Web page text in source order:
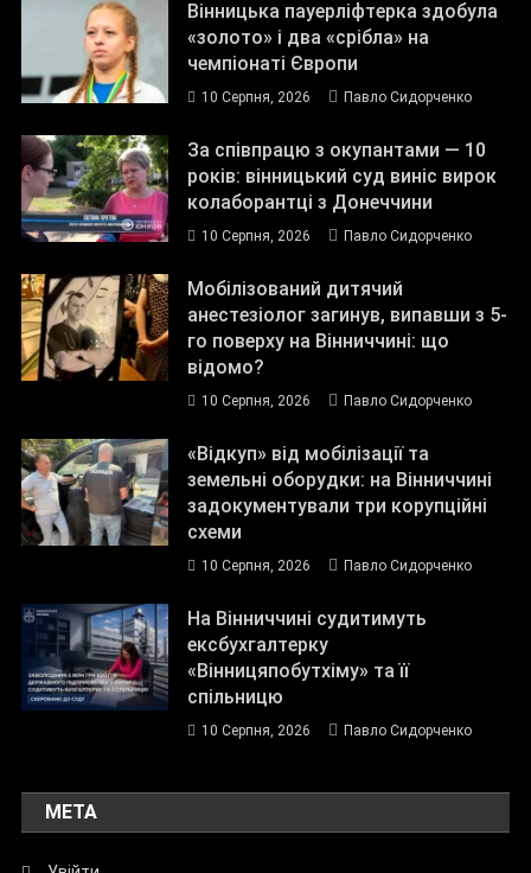
Вінницька пауерліфтерка здобула
«золото» і два «срібла» на
чемпіонаті Європи
10 Серпня, 2026 Павло Сидорченко
За співпрацю з окупантами — 10
років: вінницький суд виніс вирок
колаборантці з Донеччини
10 Серпня, 2026 Павло Сидорченко
Мобілізований дитячий
анестезіолог загинув, випавши з 5-
го поверху на Вінниччині: що
відомо?
10 Серпня, 2026 Павло Сидорченко
«Відкуп» від мобілізації та
земельні оборудки: на Вінниччині
задокументували три корупційні
схеми
10 Серпня, 2026 Павло Сидорченко
На Вінниччині судитимуть
ексбухгалтерку
«Вінницяпобутхіму» та її
спільницю
10 Серпня, 2026 Павло Сидорченко
МЕТА